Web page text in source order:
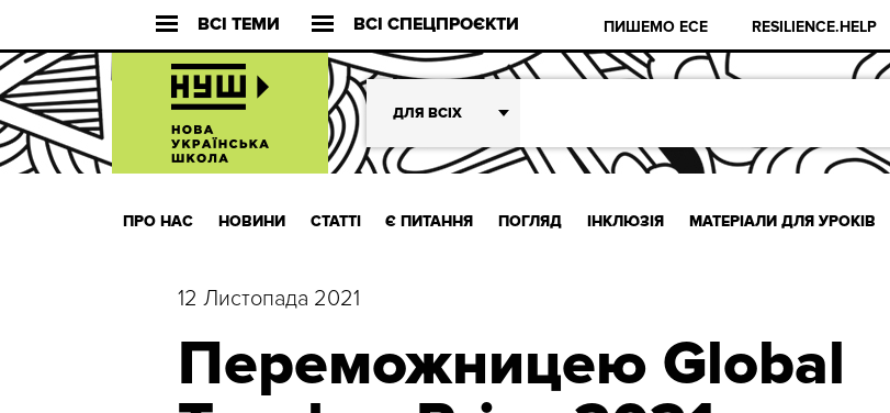
ВСІ ТЕМИ ВСІ СПЕЦПРОЄКТИ ПИШЕМО ЕСЕ RESILIENCE.HELP
ДЛЯ ВСІХ
ПРО НАС НОВИНИ СТАТТІ Є ПИТАННЯ ПОГЛЯД ІНКЛЮЗІЯ МАТЕРІАЛИ ДЛЯ УРОКІВ
12 Листопада 2021
Переможницею Global